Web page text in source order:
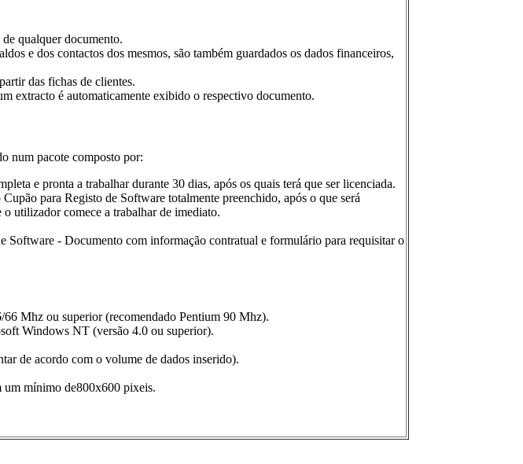
qualquer documento.
e dos contactos dos mesmos, são também guardados os dados financeiros,
das fichas de clientes.
extracto é automaticamente exibido o respectivo documento.
num pacote composto por:
e pronta a trabalhar durante 30 dias, após os quais terá que ser licenciada.
para Registo de Software totalmente preenchido, após o que será
utilizador comece a trabalhar de imediato.
Software - Documento com informação contratual e formulário para requisitar o
Mhz ou superior (recomendado Pentium 90 Mhz).
Windows NT (versão 4.0 ou superior).
de acordo com o volume de dados inserido).
um mínimo de800x600 pixeis.